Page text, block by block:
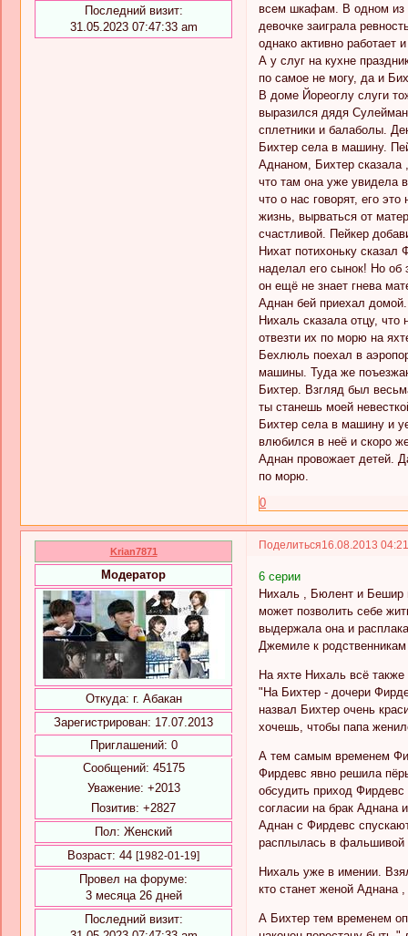
Последний визит:
31.05.2023 07:47:33 am
всем шкафам. В одном из
девочке заиграла
однако активно работает
А у слуг на кухне
по самое не могу, да и
В доме Йореоглу слуги
выразился дядя
сплетники и балаболы.
Бихтер села в машину.
Аднаном, Бихтер сказала
что там она уже увидела
что о нас говорят, его
жизнь, вырваться от
счастливой. Пейкер
Нихат потихоньку
наделал его сынок! Но об
он ещё не знает гнева
Аднан бей приехал
Нихаль сказала отцу,
отвезти их по морю на
Бехлюль поехал в
машины. Туда же
Бихтер. Взгляд был
ты станешь моей
Бихтер села в машину и
влюбился в неё и скоро
Аднан провожает детей.
по морю.
0
Поделиться16.08.2013
Krian7871
Модератор
Откуда: г. Абакан
Зарегистрирован: 17.07.2013
Приглашений: 0
Сообщений: 45175
Уважение: +2013
Позитив: +2827
Пол: Женский
Возраст: 44 [1982-01-19]
Провел на форуме:
3 месяца 26 дней
Последний визит:
6 серии
Нихаль , Бюлент и Бешир
может позволить себе
выдержала она и
Джемиле к
На яхте Нихаль всё
"На Бихтер - дочери
назвал Бихтер очень
хочешь, чтобы папа
А тем самым временем
Фирдевс явно решила
обсудить приход
согласии на брак Аднана
Аднан с Фирдевс
расплылась в фальшивой
Нихаль уже в имении.
кто станет женой Аднана
А Бихтер тем временем